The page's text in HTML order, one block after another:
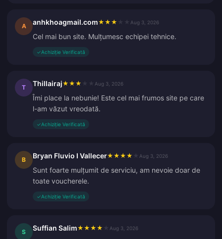
A anhkhoagmail.com★ ★ ★ Aug 3, 2026
Cel mai bun site. Mulțumesc echipei tehnice.
✓Achiziție Verificată
T Thillairaj★ ★ ★ Aug 3, 2026
Îmi place la nebunie! Este cel mai frumos site pe care
l-am văzut vreodată.
✓Achiziție Verificată
B Bryan Fluvio I Vallecer★ ★ ★ ★ Aug 3, 2026
Sunt foarte mulțumit de serviciu, am nevoie doar de
toate voucherele.
✓Achiziție Verificată
S Suffian Salim★ ★ ★ ★ Aug 3, 2026